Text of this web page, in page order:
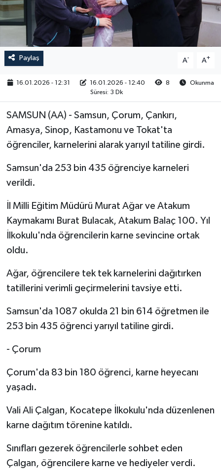
Paylaş A- A+
16.01.2026 - 12:31 16.01.2026 - 12:40 8
Okunma
Süresi: 3 Dk
SAMSUN (AA) - Samsun, Çorum, Çankırı,
Amasya, Sinop, Kastamonu ve Tokat'ta
öğrenciler, karnelerini alarak yarıyıl tatiline girdi.
Samsun'da 253 bin 435 öğrenciye karneleri
verildi.
İl Milli Eğitim Müdürü Murat Ağar ve Atakum
Kaymakamı Burat Bulacak, Atakum Balaç 100. Yıl
İlkokulu'nda öğrencilerin karne sevincine ortak
oldu.
Ağar, öğrencilere tek tek karnelerini dağıtırken
tatillerini verimli geçirmelerini tavsiye etti.
Samsun'da 1087 okulda 21 bin 614 öğretmen ile
253 bin 435 öğrenci yarıyıl tatiline girdi.
- Çorum
Çorum'da 83 bin 180 öğrenci, karne heyecanı
yaşadı.
Vali Ali Çalgan, Kocatepe İlkokulu'nda düzenlenen
karne dağıtım törenine katıldı.
Sınıfları gezerek öğrencilerle sohbet eden
Çalgan, öğrencilere karne ve hediyeler verdi.
RESMİ İLAN